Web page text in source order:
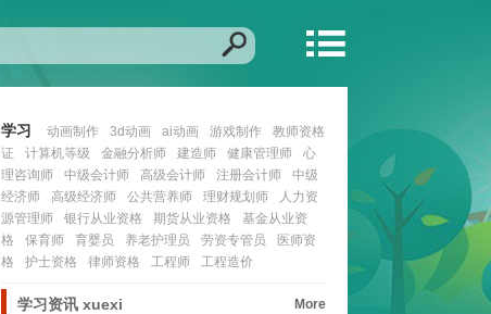
学习 动画制作 3d动画 ai动画 游戏制作
教师资格
证
计算机等级 金融分析师 建造师 健康管理师
心
理咨询师
中级会计师 高级会计师 注册会计师
中级
经济师
高级经济师 公共营养师 理财规划师
人力资
源管理师
银行从业资格 期货从业资格
基金从业资
格
保育师 育婴员 养老护理员 劳资专管员
医师资
格
护士资格 律师资格 工程师 工程造价
学习资讯 xuexi More